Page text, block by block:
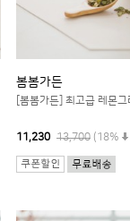
봄봄가든
[봄봄가든] 최고급 레몬
11,230 13,700 (18%